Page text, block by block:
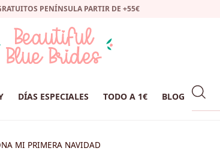
PENÍNSULA PARTIR DE +55€
DÍAS ESPECIALES TODO A 1€ BLOG
MI PRIMERA NAVIDAD